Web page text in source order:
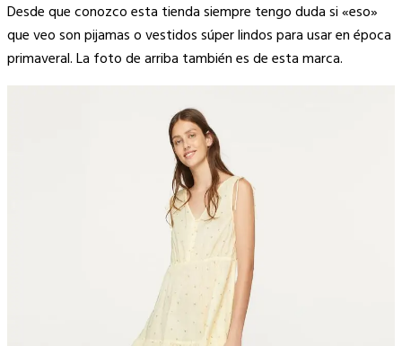
Desde que conozco esta tienda siempre tengo duda si «eso»
que veo son pijamas o vestidos súper lindos para usar en época
primaveral. La foto de arriba también es de esta marca.